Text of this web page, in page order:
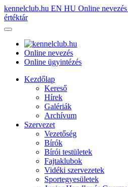
kennelclub.hu EN HU Online nevezés
értéktár
Online nevezés
Online ügyintézés
Kezdőlap
Kereső
Hírek
Galériák
Archívum
Szervezet
Vezetőség
Bírók
Bírói testületek
Fajtaklubok
Vidéki szervezetek
Sportegyesületek